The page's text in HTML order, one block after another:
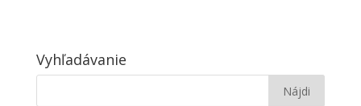
Vyhľadávanie